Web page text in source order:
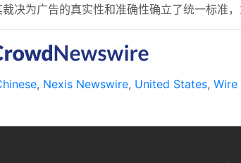
决为广告的真实性和准确性确立了统一标准
, Nexis Newswire, United States, Wire